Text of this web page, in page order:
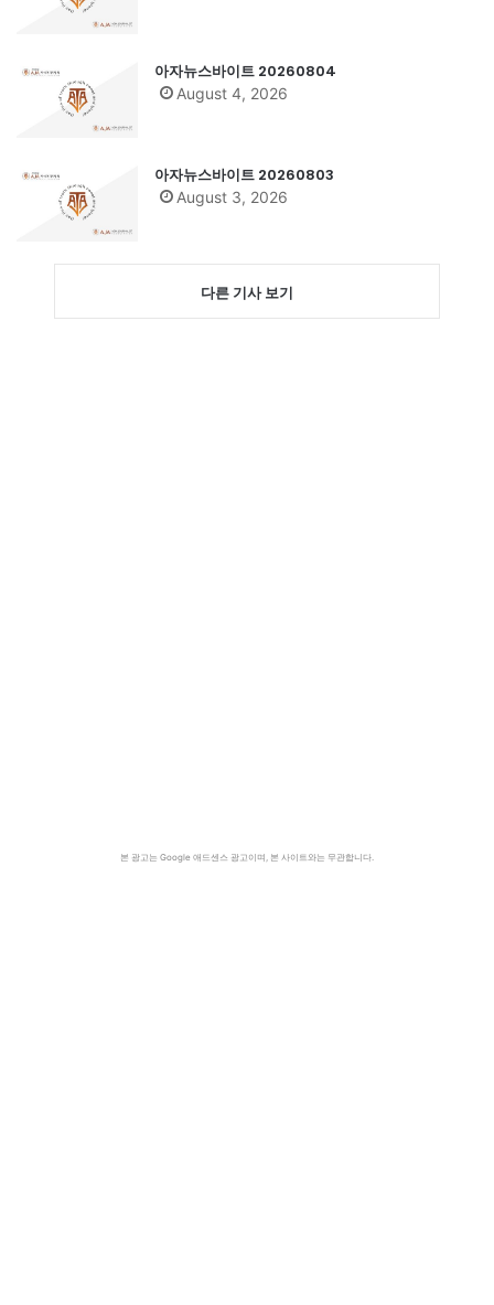
아자뉴스바이트 20260804
August 4, 2026
아자뉴스바이트 20260803
August 3, 2026
다른 기사 보기
본 광고는 Google 애드센스 광고이며, 본 사이트와는 무관합니다.